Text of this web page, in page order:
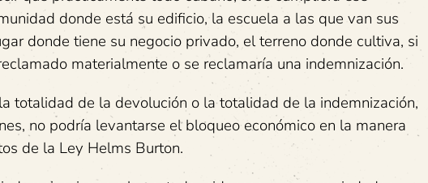
donde está su edificio, la escuela a las que van sus
donde tiene su negocio privado, el terreno donde cultiva, si
materialmente o se reclamaría una indemnización.
totalidad de la devolución o la totalidad de la indemnización,
no podría levantarse el bloqueo económico en la manera
de la Ley Helms Burton.